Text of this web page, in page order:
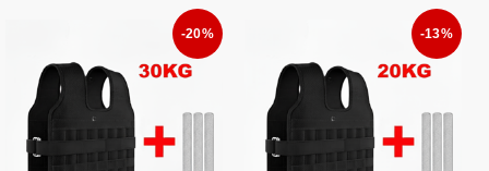
-13%
-20%